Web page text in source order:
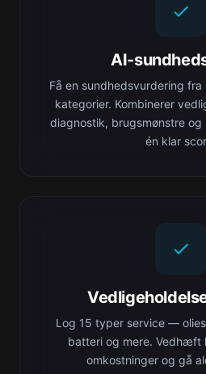
AI-
Få en sundhedsvurdering
kategorier. Kombinerer
diagnostik, brugsmønstre
én klar
Log 15 typer service —
batteri og mere. Vedhæft
omkostninger og gå